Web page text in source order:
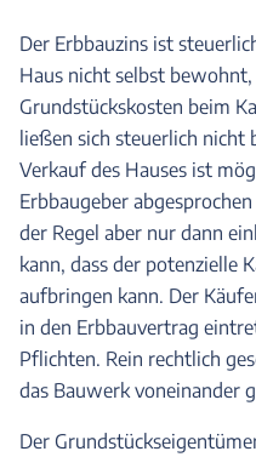
Der Erbbauzins ist
Haus nicht selbst
Grundstückskosten beim
ließen sich steuerlich nicht
Verkauf des Hauses ist
Erbbaugeber
der Regel aber nur dann
kann, dass der potenzielle
aufbringen kann. Der
in den Erbbauvertrag
Pflichten. Rein rechtlich
das Bauwerk voneinander
Der